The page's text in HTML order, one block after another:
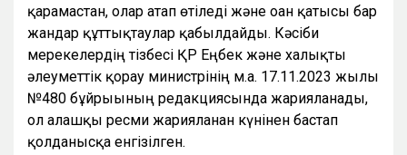
қарамастан, олар атап өтіледі және оған қатысы бар
жандар құттықтаулар қабылдайды. Кәсіби
мерекелердің тізбесі ҚР Еңбек және халықты
әлеуметтік қорғау министрінің м.а. 17.11.2023 жылғы
№480 бұйрығының редакциясында жарияланады,
ол алғашқы ресми жарияланған күнінен бастап
қолданысқа енгізілген.